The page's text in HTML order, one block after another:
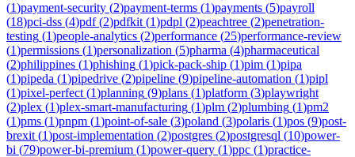
(1)payment-security (2)payment-terms (1)payments (5)payroll
(18)pci-dss (4)pdf(2)pdfkit (1)pdpl (2)peachtree (2)penetration-
testing (1)people-analytics (2)performance (25)performance-review
(1)permissions (1)personalization (5)pharma (4)pharmaceutical
(2)philippines (1)phishing (1)pick-pack-ship (1)pim (1)pipa
(1)pipeda (1)pipedrive (2)pipeline (9)pipeline-automation (1)pipl
(1)pixel-perfect (1)planning (9)plans (1)platform (3)playwright
(2)plex (1)plex-smart-manufacturing (1)plm (2)plumbing (1)pm2
(1)pms (1)pnpm (1)point-of-sale (3)poland (3)polaris (1)pos (9)post-
brexit (1)post-implementation (2)postgres (2)postgresql (10)power-
bi (79)power-bi-premium (1)power-query (1)ppc (1)practice-